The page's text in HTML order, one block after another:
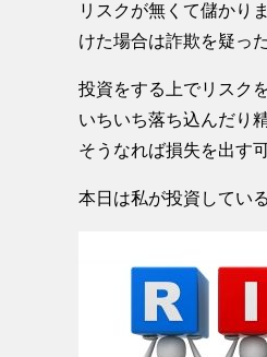
リスクが無くて儲かり
けた場合は詐欺を疑っ
投資をする上でリスク
いちいち落ち込んだり
そうなれば損失を出す
本日は私が投資してい